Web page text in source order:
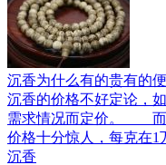
沉香为什么有的贵有的
沉香的价格不好定论，
需求情况而定价。 而
价格十分惊人，每克在1
沉香